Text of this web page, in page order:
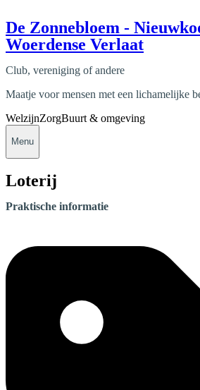
De Zonnebloem -
Woerdense Verlaat
Club, vereniging of andere
Maatje voor mensen met een lichamelijke
WelzijnZorgBuurt & omgeving
Menu
Loterij
Praktische informatie